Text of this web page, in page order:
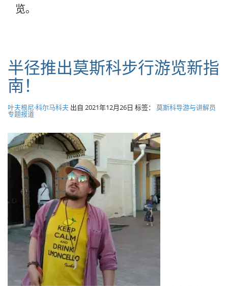
览。
半径推出莫斯科步行游览新指
南！
叶夫根尼·科尔马科夫 出自 2021年12月26日 标签： 莫斯科导游与讲解员
专题报道